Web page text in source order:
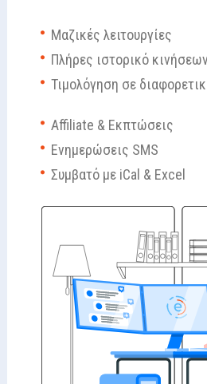
Μαζικές λειτουργίες
Πλήρες ιστορικό κινήσεων
Τιμολόγηση σε
Affiliate & Εκπτώσεις
Ενημερώσεις SMS
Συμβατό με iCal & Excel